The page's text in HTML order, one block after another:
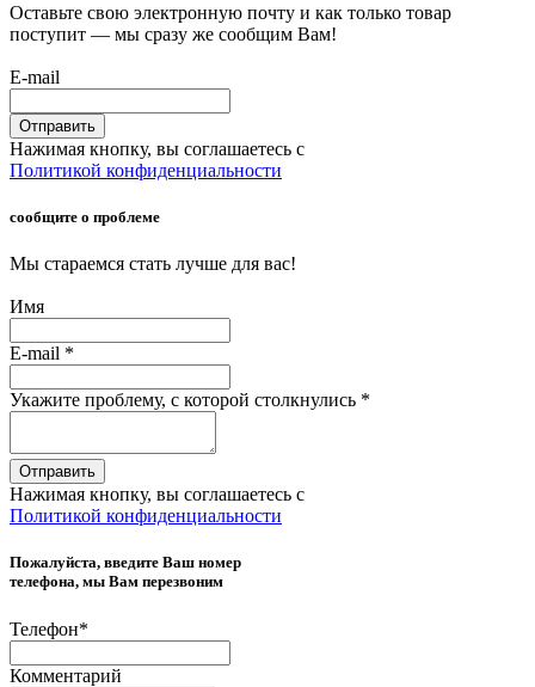
Оставьте свою электронную почту и как только товар
поступит — мы сразу же сообщим Вам!
E-mail
Отправить
Нажимая кнопку, вы соглашаетесь с
Политикой конфиденциальности
сообщите о проблеме
Мы стараемся стать лучше для вас!
Имя
E-mail *
Укажите проблему, с которой столкнулись *
Отправить
Нажимая кнопку, вы соглашаетесь с
Политикой конфиденциальности
Пожалуйста, введите Ваш номер
телефона, мы Вам перезвоним
Телефон*
Комментарий